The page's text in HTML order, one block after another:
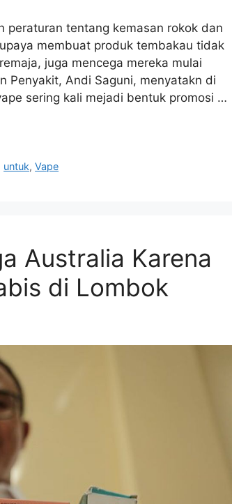
peraturan tentang kemasan rokok dan
membuat produk tembakau tidak
juga mencega mereka mulai
Penyakit, Andi Saguni, menyatakn di
sering kali mejadi bentuk promosi …
untuk,Vape
Australia Karena
di Lombok